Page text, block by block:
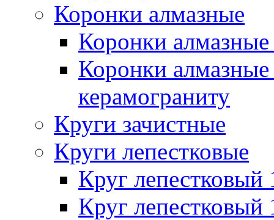
Коронки алмазные
Коронки
Коронки
керамограниту
Круги зачистные
Круги лепестковые
Круг
Круг